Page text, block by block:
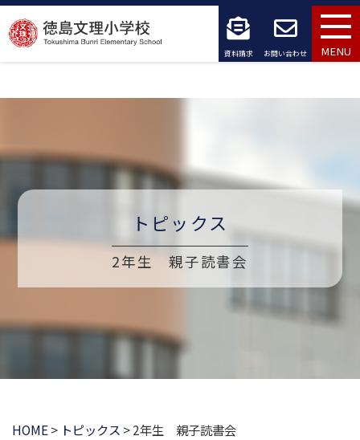
コ
ン
キ
資料請求 お問い合わせ MENU
トピックス
2年生 親子読書会
HOME> トピックス >2年生 親子読書会